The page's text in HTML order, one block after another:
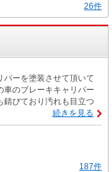
26件
パーを塗装させて頂いて
車のブレーキキャリパー
錆びており汚れも目立つ
続きを見る
187件